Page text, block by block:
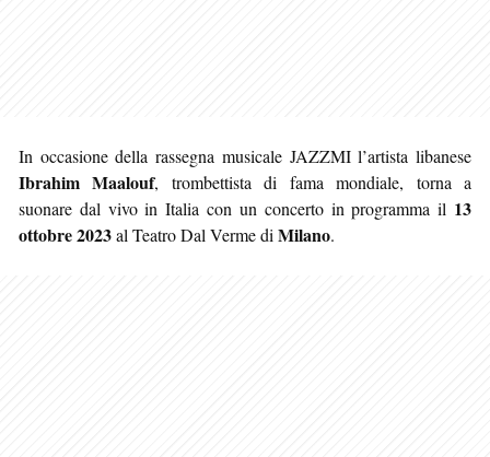
In occasione della rassegna musicale JAZZMI l’artista libanese
Ibrahim Maalouf, trombettista di fama mondiale, torna a
suonare dal vivo in Italia con un concerto in programma il 13
ottobre 2023al Teatro Dal Verme di Milano.